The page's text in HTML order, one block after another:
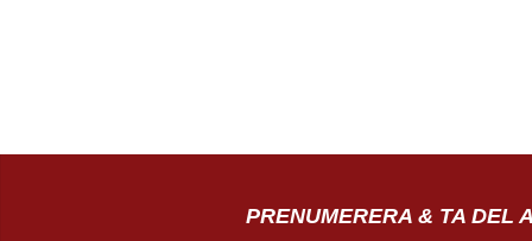
PRENUMERERA & TA DEL